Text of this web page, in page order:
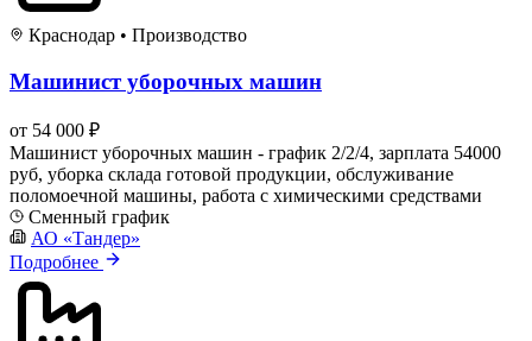
Краснодар • Производство
Машинист уборочных машин
от 54 000 ₽
Машинист уборочных машин - график 2/2/4, зарплата 54000
руб, уборка склада готовой продукции, обслуживание
поломоечной машины, работа с химическими средствами
Сменный график
АО «Тандер»
Подробнее